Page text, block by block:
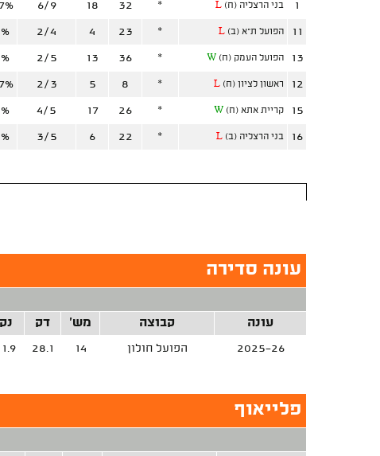
1 בני הרצליה (ח) L
*
32
18
6/9
11 הפועל ת"א (ב) L
*
23
4
2/4
13 הפועל העמק (ח) W
*
36
13
2/5
12 ראשון לציון (ח) L
*
8
5
2/3
15 קריית אתא (ח) W
*
26
17
4/5
16 בני הרצליה (ב) L
*
22
6
3/5
עונה סדירה
עונה
קבוצה מש' דק נק
2025-26 הפועל חולון 14
28.1
פלייאוף